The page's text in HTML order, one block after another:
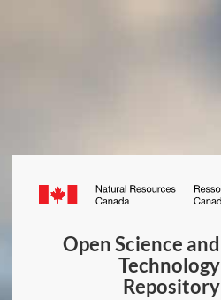
Canada.ca
Open Science and
Technology
Repository